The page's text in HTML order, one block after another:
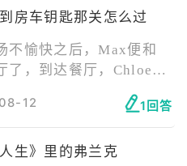
房车钥匙那关怎么过
不愉快之后，Max便和
了，到达餐厅，Chloe会
而Max则要去寻找餐车
上可以
12 1回答
生》里的弗兰克